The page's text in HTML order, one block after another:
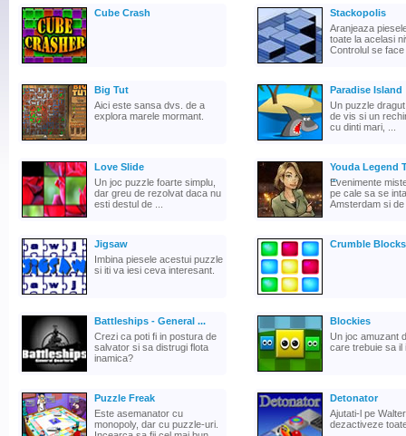
Cube Crash
Stackopolis
Aranjeaza
toate la acelasi
Controlul se face
Big Tut
Aici este sansa dvs. de a
explora marele mormant.
Paradise Island
Un puzzle
de vis si un
cu dinti mari, ...
Love Slide
Un joc puzzle foarte simplu,
dar greu de rezolvat daca nu
esti destul de ...
Youda Legend
...
Evenimente
pe cale sa se
Amsterdam si de
Jigsaw
Imbina piesele acestui puzzle
si iti va iesi ceva interesant.
Crumble Blocks
Battleships - General ...
Crezi ca poti fi in postura de
salvator si sa distrugi flota
inamica?
Blockies
Un joc amuzant
care trebuie sa il
Puzzle Freak
Este asemanator cu
monopoly, dar cu puzzle-uri.
Detonator
Ajutati-l pe
dezactiveze